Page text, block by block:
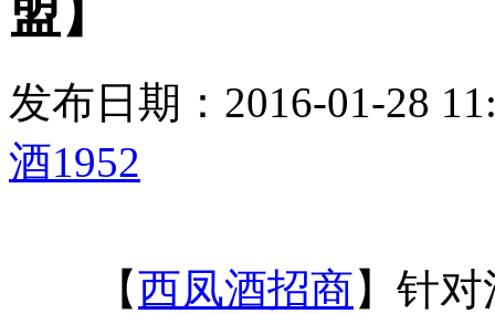
盟】
发布日期：2016-01-28
酒1952
【西凤酒招商】针